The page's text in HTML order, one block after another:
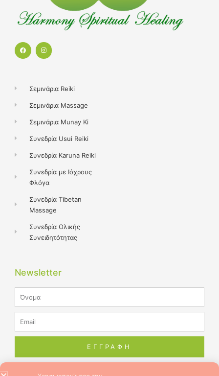
F
a
I
n
m
Σεμινάρια Reiki
Σεμινάρια Massage
Σεμινάρια Munay Ki
Συνεδρία Usui Reiki
Συνεδρία Karuna Reiki
Συνεδρία με Ιόχρους
Φλόγα
Συνεδρία Tibetan
Massage
Συνεδρία Ολικής
Συνειδητότητας
Newsletter
ΕΓΓΡΑΦΗ